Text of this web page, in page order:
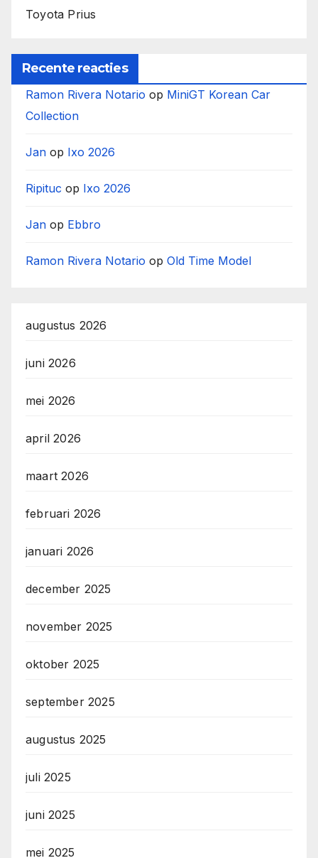
Toyota Prius
Recente reacties
Ramon Rivera Notario op MiniGT Korean Car
Collection
Jan op Ixo 2026
Ripituc op Ixo 2026
Jan op Ebbro
Ramon Rivera Notario op Old Time Model
augustus 2026
juni 2026
mei 2026
april 2026
maart 2026
februari 2026
januari 2026
december 2025
november 2025
oktober 2025
september 2025
augustus 2025
juli 2025
juni 2025
mei 2025